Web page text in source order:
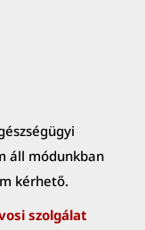
áll módunkban
kérhető.
szolgálat